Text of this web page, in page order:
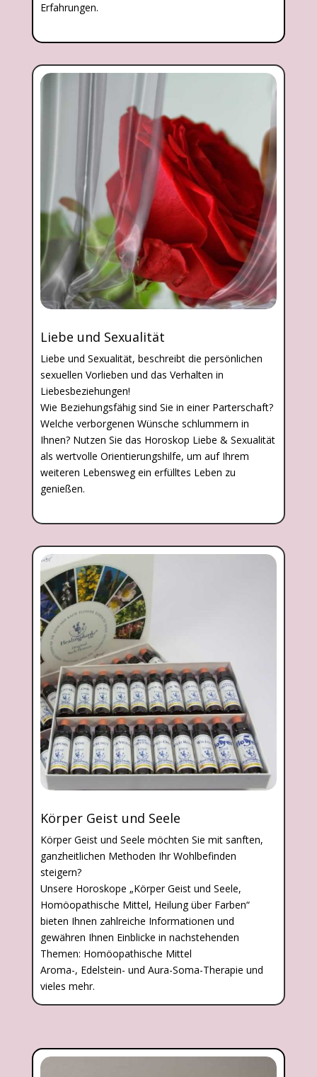
Erfahrungen.
Liebe und Sexualität
Liebe und Sexualität, beschreibt die persönlichen
sexuellen Vorlieben und das Verhalten in
Liebesbeziehungen!
Wie Beziehungsfähig sind Sie in einer Parterschaft?
Welche verborgenen Wünsche schlummern in
Ihnen? Nutzen Sie das Horoskop Liebe & Sexualität
als wertvolle Orientierungshilfe, um auf Ihrem
weiteren Lebensweg ein erfülltes Leben zu
genießen.
Körper Geist und Seele
Körper Geist und Seele möchten Sie mit sanften,
ganzheitlichen Methoden Ihr Wohlbefinden
steigern?
Unsere Horoskope „Körper Geist und Seele,
Homöopathische Mittel, Heilung über Farben“
bieten Ihnen zahlreiche Informationen und
gewähren Ihnen Einblicke in nachstehenden
Themen: Homöopathische Mittel
Aroma-, Edelstein- und Aura-Soma-Therapie und
vieles mehr.